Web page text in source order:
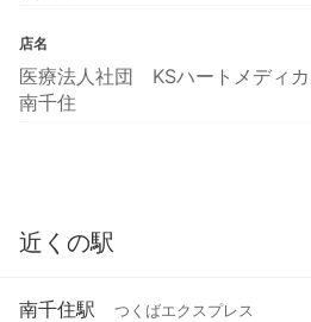
店名
医療法人社団 KSハートメディ
南千住
近くの駅
南千住駅 つくばエクスプレス